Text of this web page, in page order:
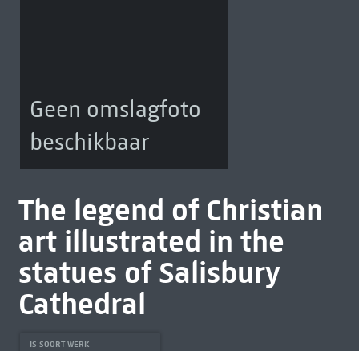
Geen omslagfoto
beschikbaar
The legend of Christian
art illustrated in the
statues of Salisbury
Cathedral
IS SOORT WERK